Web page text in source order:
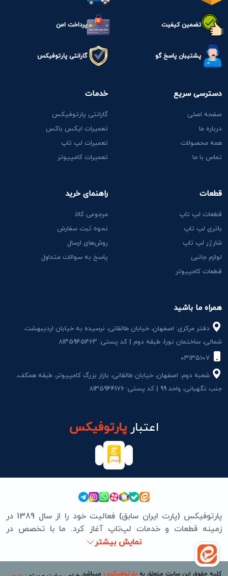
تضمین کیفیت پرداخت امن
پشتیبان پاسخ گو گارانتی پارتوفیکس
همراه ما باشید
دفتر مرکزی: اصفهان، خیابان طالقانی، نرسیده به خیابان اردیبهشت
شمالی، ساختمان نور1، طبقه دوم | کد پستی: 8135945463
شعبه دوم: اصفهان، خیابان طالقانی، بازار بزرگ کامپیوتر، طبقه همکف،
جنب نگهبانی، واحد 99 | کد پستی: 8135944176
دسترسی سریع
صفحه اصلی
درباره ما
همه محصولات
تماس با ما
قطعات
قطعات لپ تاپ
باتری لپ تاپ
شارژر لپ تاپ
لوازم جانبی
قطعات کامپیوتر
خدمات
گارانتی پارتوفیکس
تعمیرات ایکس باکس
تعمیرات لپ تاپ
تعمیرات کامپیوتر
راهنمای خرید
مرجوعی کالا
نحوه ثبت سفارش
روش‌های ارسال
پاسخ به سوالات متداول
اعتبارپارتوفیکس
پارتوفیکس (پارت ایران سابق) فعالیت خود را از سال 1389 در
زمینه قطعات و خدمات لپ‌تاپ آغاز کرد. ما با تخصص در
مشتریان را به‌صورت حرفه‌ای انجام می‌دهیم. از تامین قطعات
نمایش بیشتر
کلیه حقوق این سایت متعلق به پارتوفیکس میباشد.